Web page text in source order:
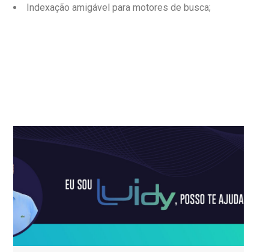
Indexação amigável para motores de busca;